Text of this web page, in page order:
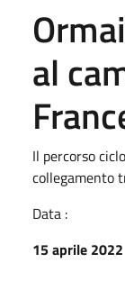
al
Il percorso
collegamento
Data :
15 aprile 2022